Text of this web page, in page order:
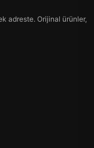
adreste. Orijinal ürünler,